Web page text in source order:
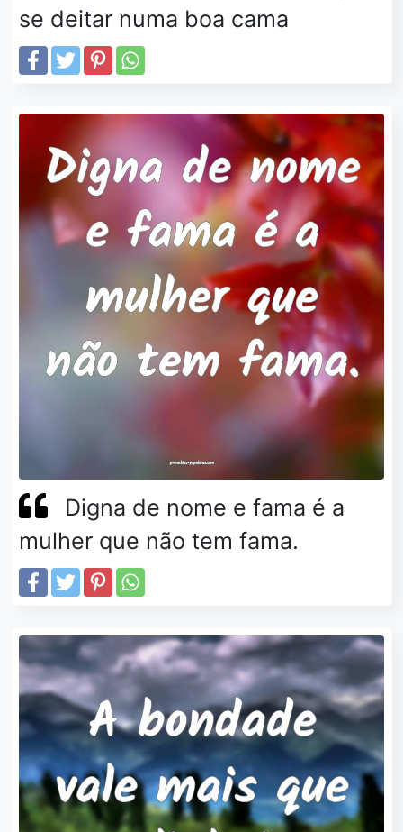
se deitar numa boa cama
Digna de nome e fama é a
mulher que não tem fama.